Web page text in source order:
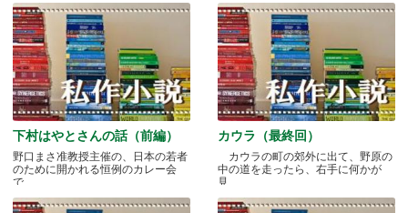
下村はやとさんの話（前編）
野口まさ准教授主催の、日本の若者
のために開かれる恒例のカレー会
で.....
カウラ（最終回）
カウラの町の郊外に出て、野原の
中の道を走ったら、右手に何かが
見.....